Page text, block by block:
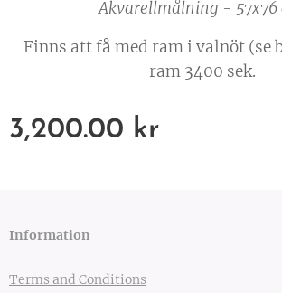
Akvarellmålning - 57x76
Finns att få med ram i valnöt (se
ram 3400 sek.
3,200.00 kr
Information
Terms and Conditions